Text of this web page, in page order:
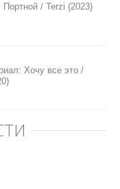
Портной / Terzi (2023)
Хочу все это /